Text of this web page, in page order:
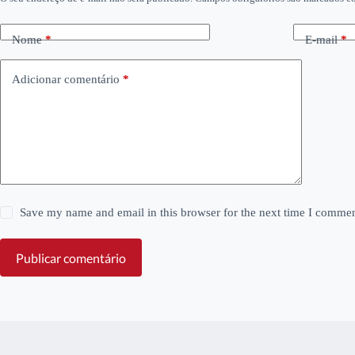
Nome* E-mail*
Adicionar comentário *
Save my name and email in this browser for the next time I
Publicar comentário